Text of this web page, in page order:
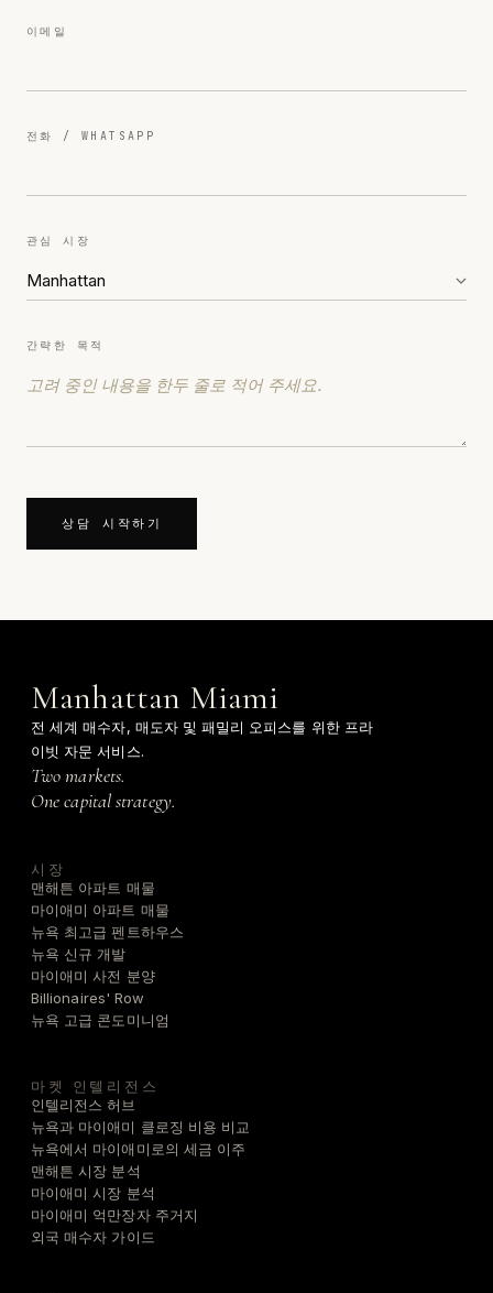
이메일
전화 / WHATSAPP
관심 시장
간략한 목적
상담 시작하기
Manhattan Miami
전 세계 매수자, 매도자 및 패밀리 오피스를 위한 프라
이빗 자문 서비스.
Two markets.
One capital strategy.
시장
맨해튼 아파트 매물
마이애미 아파트 매물
뉴욕 최고급 펜트하우스
뉴욕 신규 개발
마이애미 사전 분양
Billionaires' Row
뉴욕 고급 콘도미니엄
마켓 인텔리전스
인텔리전스 허브
뉴욕과 마이애미 클로징 비용 비교
뉴욕에서 마이애미로의 세금 이주
맨해튼 시장 분석
마이애미 시장 분석
마이애미 억만장자 주거지
외국 매수자 가이드